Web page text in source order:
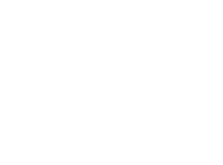
Consulta?